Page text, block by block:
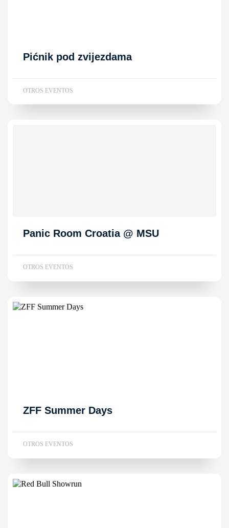
Pićnik pod zvijezdama
OTROS EVENTOS
Panic Room Croatia @ MSU
OTROS EVENTOS
ZFF Summer Days
OTROS EVENTOS